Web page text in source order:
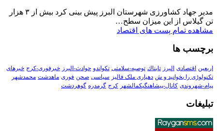
مدیر جهاد کشاورزی شهرستان البرز پیش بینی کرد بیش از ۳ هزار
تن گیلاس از این میزان سطح…
مشاهده تمام پست های اقتصاد
برچسب ها
اربعین اقتصادی البرز تابناك توصیه-سلامتی تکواندو حوادث-البرز خبرفوری-کرج خبرهای
تکنولوڑی را بخوانید و ش دهیاری ملک فالیز سیاسی صحن فوری ماهدشت محمدشهر
پیام-شهروندی کانال-پیشاهنگیکمالشهر کرج گرمدره گوهردشت
تبلیغات